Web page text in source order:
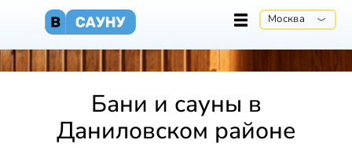
Москва
Бани и сауны в
Даниловском районе